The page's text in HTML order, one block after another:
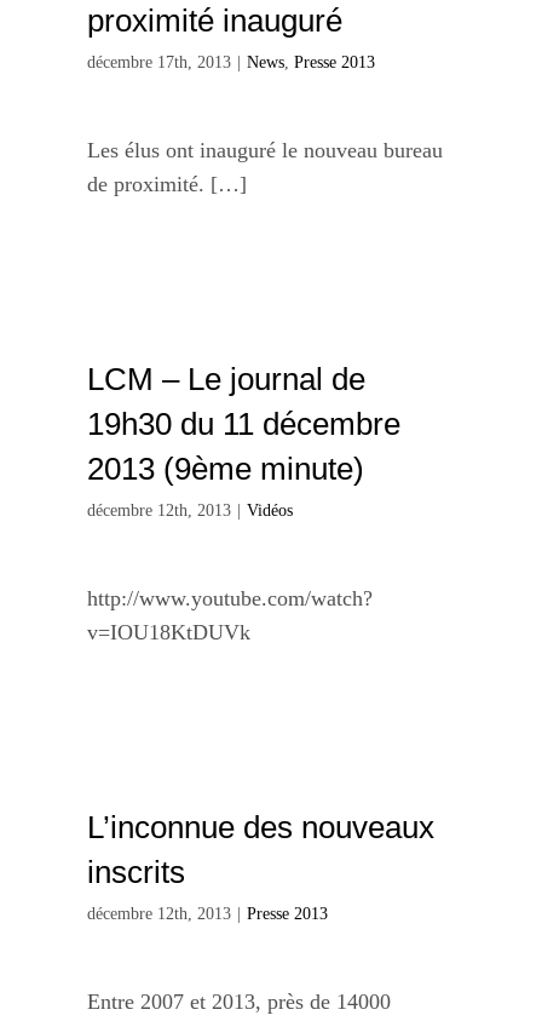
proximité inauguré
décembre 17th, 2013 News, Presse 2013
Les élus ont inauguré le nouveau bureau
de proximité. […]
LCM – Le journal de
19h30 du 11 décembre
2013 (9ème minute)
décembre 12th, 2013 | Vidéos
http://www.youtube.com/watch?
v=IOU18KtDUVk
L’inconnue des nouveaux
inscrits
décembre 12th, 2013 | Presse 2013
Entre 2007 et 2013, près de 14000